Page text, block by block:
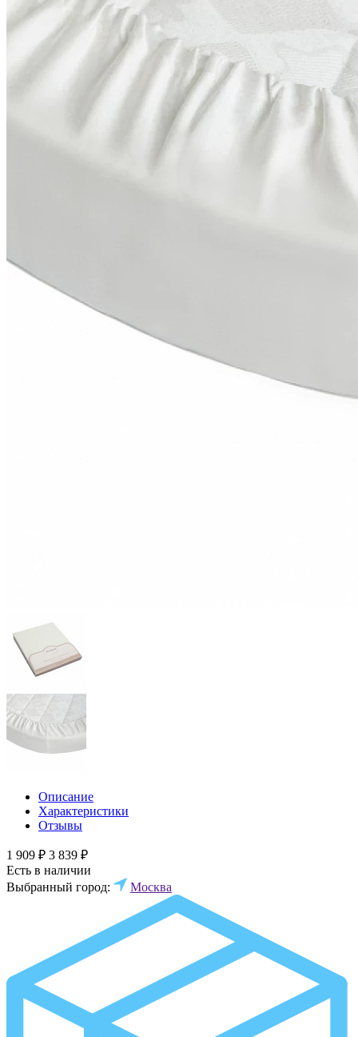
Описание
Характеристики
Отзывы
1 909 ₽ 3 839 ₽
Есть в наличии
Выбранный город:
Москва